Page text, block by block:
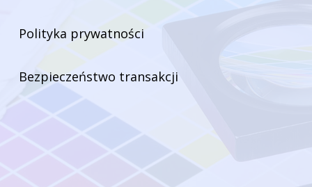
Polityka prywatności
Bezpieczeństwo transakcji